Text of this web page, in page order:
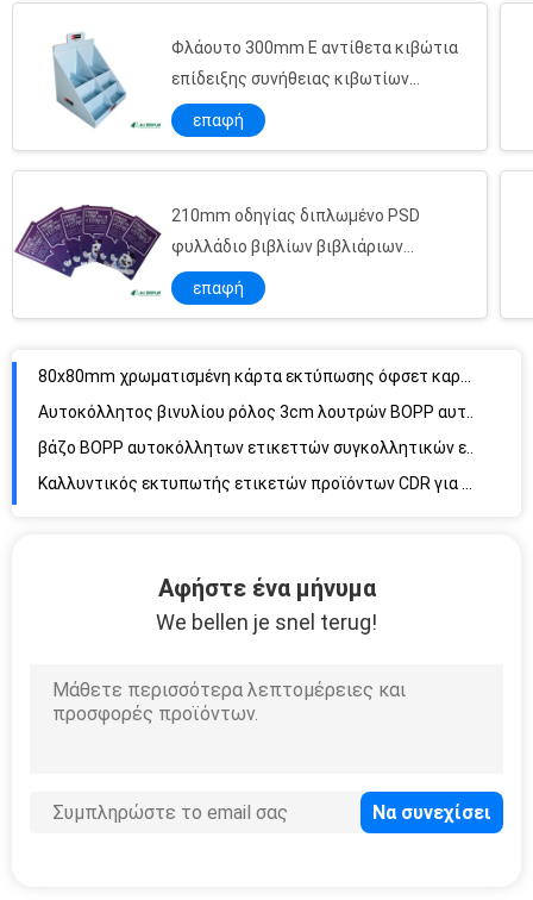
Φλάουτο 300mm Ε αντίθετα κιβώτια
επίδειξης συνήθειας κιβωτίων
επίδειξης PDQ
επαφή
210mm οδηγίας διπλωμένο PSD
φυλλάδιο βιβλίων βιβλιάριων
χειρωνακτικό
επαφή
Βιβλίο εγγράφου χαρτονιού της EVA Kraft εκτύπωσης βιβλίων χαρτόδετων βιβλίων PSD
PSD 20mm τεμαχισμένο αυτοκόλλητων ετικεττών έγγραφο αυτοκόλλητων ετικεττών φύλλων CMYK διαφανές
Αφήστε ένα μήνυμα
We bellen je snel terug!